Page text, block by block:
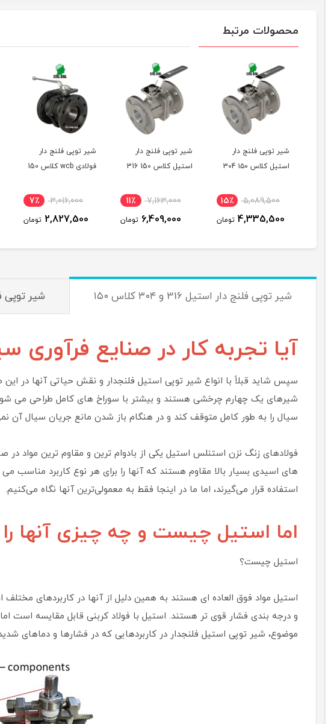
محصولات مرتبط
شیر توپی فلنج دار
استیل کلاس ۱۵۰ 304
5,089,500 15٪
4,335,500 تومان
شیر توپی فلنج دار
استیل کلاس 150 316
7,163,000 11٪
6,409,000 تومان
شیر توپی فلنج دار
فولادی wcb کلاس 150
3,016,000 7٪
2,827,500 تومان
شیر توپی فلنج دار استیل 316 و ۳۰۴ کلاس ۱۵۰ شیر توپی
آیا تجربه کار در صنایع فرآوری
سپس شاید قبلاً با انواع شیر توپی استیل فلنجدار و نقش حیاتی آنها در این
شیرهای یک چهارم چرخشی هستند و بیشتر با سوراخ های کامل طراحی می
سیال را به طور کامل متوقف کند و در هنگام باز شدن مانع جریان سیال آن
فولادهای زنگ نزن استنلس استیل یکی از بادوام ترین و مقاوم ترین مواد در
های اسیدی بسیار بالا مقاوم هستند که آنها را برای هر نوع کاربرد مناسب
استفاده قرار می‌گیرند، اما ما در اینجا فقط به معمولی‌ترین آنها نگاه می‌کنیم.
اما استیل چیست و چه چیزی آنها
استیل چیست؟
استیل مواد فوق العاده ای هستند به همین دلیل از آنها در کاربردهای مختلف استفاده می شود.
و درجه بندی فشار قوی تر هستند. استیل با فولاد کربنی قابل مقایسه است
موضوع، شیر توپی استیل فلنجدار در کاربردهایی که در فشارها و دماهای